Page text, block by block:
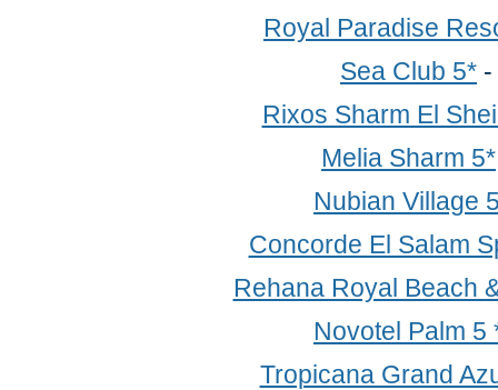
Royal Paradise
Sea Club 5* -
Rixos Sharm El
Melia Sharm 5*
Nubian Village
Concorde El Salam
Rehana Royal Beach
Novotel Palm 5
Tropicana Grand